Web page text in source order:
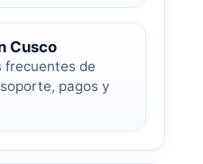
Cusco
frecuentes de
pagos y